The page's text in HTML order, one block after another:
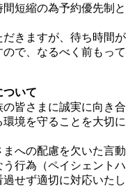
短縮の為予約優先制と
きますが、待ち時間が
で、なるべく前もって
ついて
皆さまに誠実に向き合
境を守ることを大切に
への配慮を欠いた言動
行為（ペイシェントハ
せず適切に対応いたし